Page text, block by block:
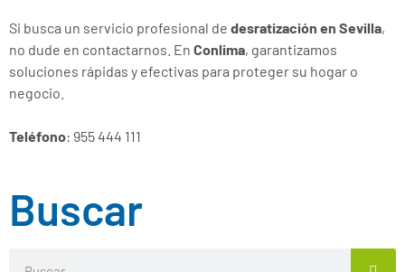
Si busca un servicio profesional de desratización en Sevilla,
no dude en contactarnos. En Conlima, garantizamos
soluciones rápidas y efectivas para proteger su hogar o
negocio.
Teléfono: 955 444 111
Buscar